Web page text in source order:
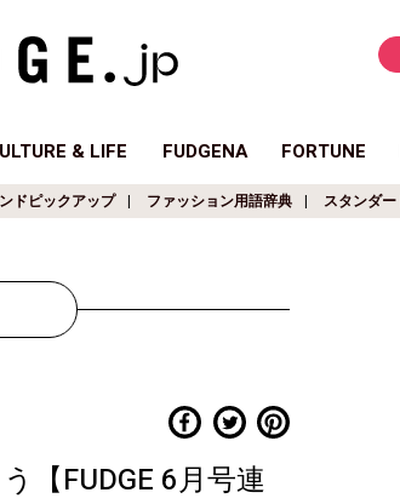
& LIFE FUDGENA FORTUNE
ドピックアップ ファッション用語辞典 スタンダー
【FUDGE 6月号連